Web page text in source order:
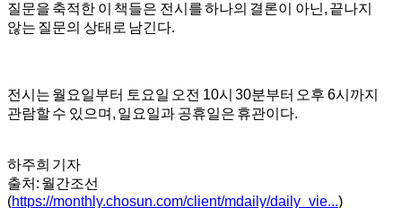
질문을 축적한 이 책들은 전시를 하나의 결론이 아닌, 끝나지
않는 질문의 상태로 남긴다.
전시는 월요일부터 토요일 오전 10시 30분부터 오후 6시까지
관람할 수 있으며, 일요일과 공휴일은 휴관이다.
하주희 기자
출처: 월간조선
(https://monthly.chosun.com/client/mdaily/daily_vie...)